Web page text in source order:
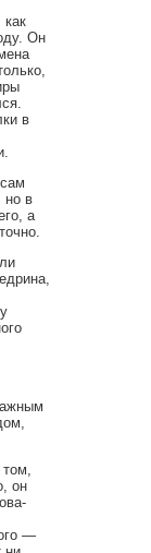
как
Он
в
но в
а
том,
он
—